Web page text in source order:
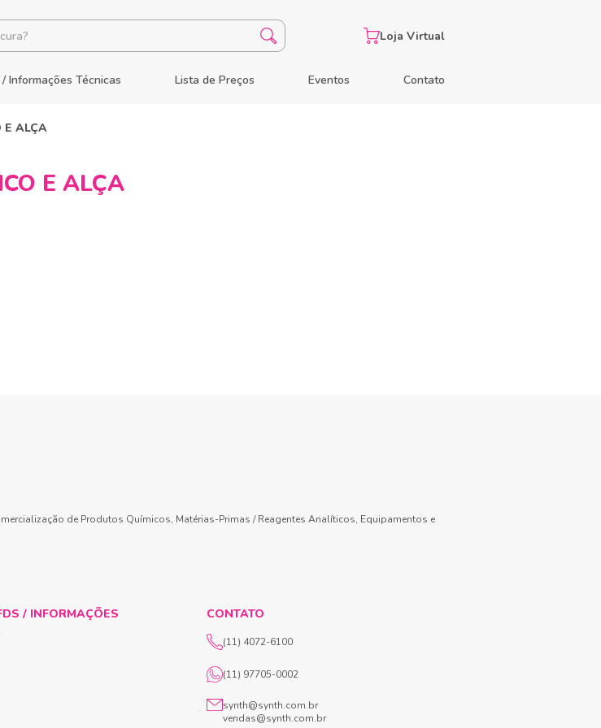
/ Informações Técnicas Lista de Preços Eventos Contato
Loja Virtual
E ALÇA
E ALÇA
de Produtos Químicos, Matérias-Primas / Reagentes Analíticos, Equipamentos e
/ INFORMAÇÕES
CONTATO
(11) 4072-6100
(11) 97705-0002
synth@synth.com.br
vendas@synth.com.br